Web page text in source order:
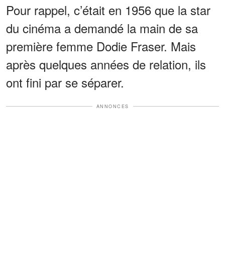
Pour rappel, c’était en 1956 que la star
du cinéma a demandé la main de sa
première femme Dodie Fraser. Mais
après quelques années de relation, ils
ont fini par se séparer.
ANNONCES